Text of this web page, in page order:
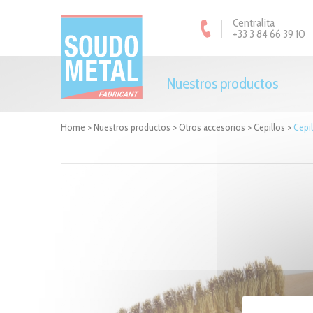
Centralita
+33 3 84 66 39 10
Nuestros productos
Home >Nuestros productos > Otros accesorios > Cepillos >